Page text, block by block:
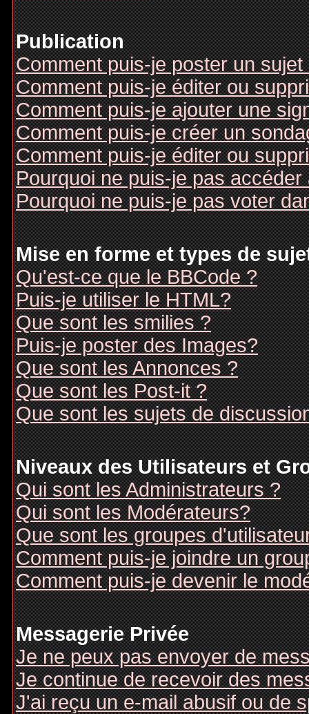
Publication
Comment puis-je poster un
Comment puis-je éditer ou
Comment puis-je ajouter une
Comment puis-je créer un
Comment puis-je éditer ou
Pourquoi ne puis-je pas accéder
Pourquoi ne puis-je pas voter
Mise en forme et types de
Qu'est-ce que le BBCode ?
Puis-je utiliser le HTML?
Que sont les smilies ?
Puis-je poster des Images?
Que sont les Annonces ?
Que sont les Post-it ?
Que sont les sujets de
Niveaux des Utilisateurs et
Qui sont les Administrateurs ?
Qui sont les Modérateurs?
Que sont les groupes
Comment puis-je joindre un
Comment puis-je devenir le
Messagerie Privée
Je ne peux pas envoyer de
Je continue de recevoir des
J'ai reçu un e-mail abusif ou de